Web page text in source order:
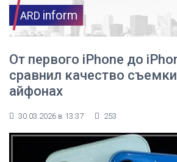
ARD inform
От первого iPhone до
сравнил качество
айфонах
30.03.2026 в 13:37 253